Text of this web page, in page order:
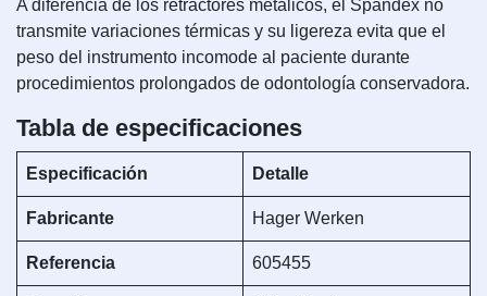
A diferencia de los retractores metálicos, el Spandex no
transmite variaciones térmicas y su ligereza evita que el
peso del instrumento incomode al paciente durante
procedimientos prolongados de odontología conservadora.
Tabla de especificaciones
Especificación Detalle
Fabricante Hager Werken
Referencia 605455